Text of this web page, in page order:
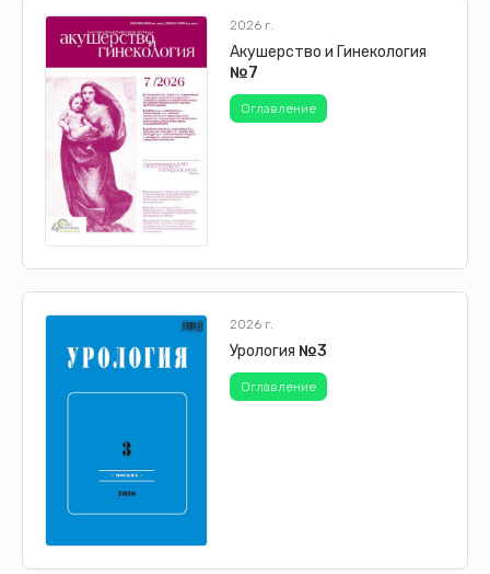
2026 г.
Акушерство и Гинекология
№7
Оглавление
2026 г.
Урология №3
Оглавление